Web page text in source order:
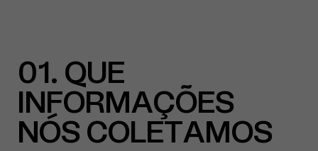
01 QUE
INFORMAÇÕES
NÓS COLETAMOS